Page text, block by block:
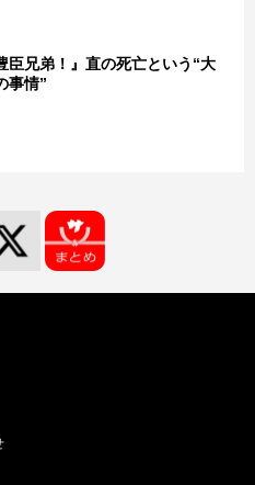
臣兄弟！』直の死亡という“大
事情”